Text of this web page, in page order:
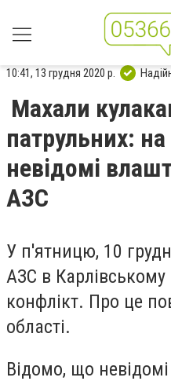
10:41, 13 грудня 2020 р.
Махали
патрульних:
невідомі
АЗС
У п'ятницю, 10
АЗС в Карлівському
конфлікт. Про це
області.
Відомо, що